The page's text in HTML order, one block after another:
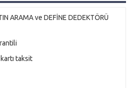
ARAMA ve DEFİNE DEDEKTÖRÜ
taksit